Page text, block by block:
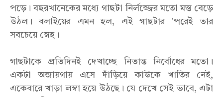
পড়ে। বছরখানেকের মধ্যে গাছটা নির্লজ্জের মতো মস্ত বেড়ে
উঠল। বলাইয়ের এমন হল, এই গাছটার 'পরেই তার
সবচেয়ে স্নেহ।
গাছটাকে প্রতিদিনই দেখাচ্ছে নিতান্ত নির্বোধের মতো।
একটা অজায়গায় এসে দাঁড়িয়ে কাউকে খাতির নেই,
একেবারে খাড়া লম্বা হয়ে উঠছে। যে দেখে সেই ভাবে, এটা